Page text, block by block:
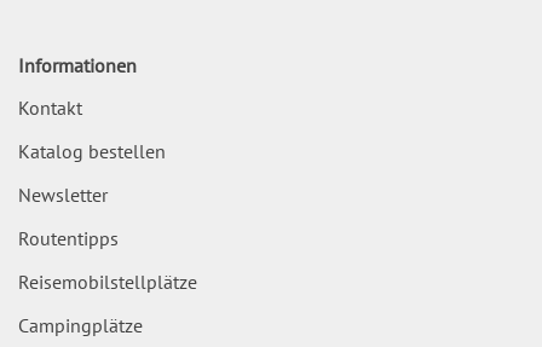
Informationen
Kontakt
Katalog bestellen
Newsletter
Routentipps
Reisemobilstellplätze
Campingplätze